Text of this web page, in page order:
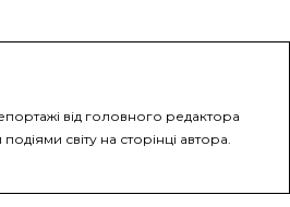
від головного редактора
світу на сторінці автора.